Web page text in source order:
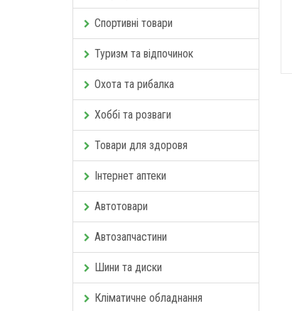
Спортивні товари
Туризм та відпочинок
Охота та рибалка
Хоббі та розваги
Товари для здоровя
Інтернет аптеки
Автотовари
Автозапчастини
Шини та диски
Кліматичне обладнання